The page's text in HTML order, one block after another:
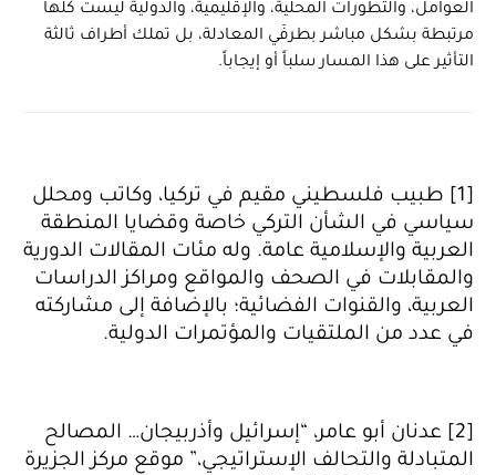
العوامل، والتطورات المحلية، والإقليمية، والدولية ليست كلّها
مرتبطة بشكل مباشر بطرفَي المعادلة، بل تملك أطراف ثالثة
التأثير على هذا المسار سلباً أو إيجاباً.
[1] طبيب فلسطيني مقيم في تركيا، وكاتب ومحلل
سياسي في الشأن التركي خاصة وقضايا المنطقة
العربية والإسلامية عامة. وله مئات المقالات الدورية
والمقابلات في الصحف والمواقع ومراكز الدراسات
العربية، والقنوات الفضائية؛ بالإضافة إلى مشاركته
في عدد من الملتقيات والمؤتمرات الدولية.
[2] عدنان أبو عامر، “إسرائيل وأذربيجان… المصالح
المتبادلة والتحالف الإستراتيجي،” موقع مركز الجزيرة